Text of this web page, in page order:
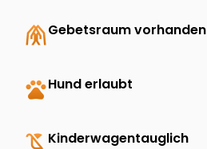
folded_handsGebetsraum vorhanden
petsHund erlaubt
child_friendly Kinderwagentauglich